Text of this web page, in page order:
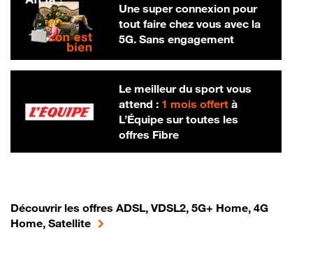
Une super connexion pour
tout faire chez vous avec la
5G. Sans engagement
Le meilleur du sport vous
attend : 1 mois offertà
L’Équipe sur toutes les
offres Fibre
Découvrir les offres ADSL, VDSL2, 5G+ Home, 4G
Home, Satellite